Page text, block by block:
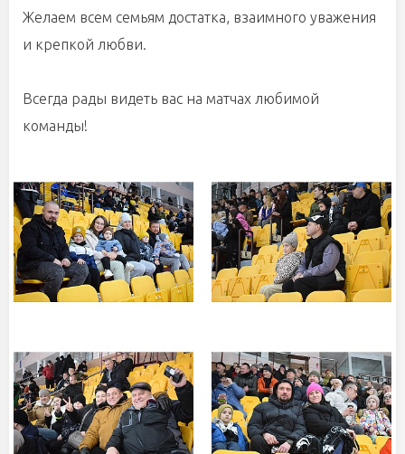
Желаем всем семьям достатка, взаимного уважения
и крепкой любви.
Всегда рады видеть вас на матчах любимой
команды!